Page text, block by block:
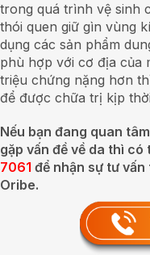
trong quá trình vệ sinh
thói quen giữ gìn vùng
dụng các sản phẩm
phù hợp với cơ địa của
triệu chứng nặng hơn
để được chữa trị kịp
Nếu bạn đang quan
gặp vấn đề về da thì có
7061 để nhận sự tư
Oribe.